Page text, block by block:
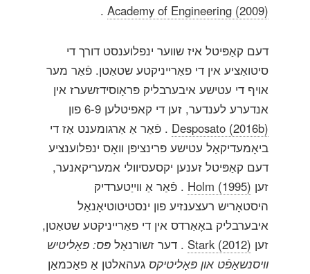
Academy of Engineering (2009)
.
דעם קאַפּיטל איז שווער ינפלוענסט דורך די
סיטואַציע אין די פאַרייניקטע שטאַטן. פֿאַר מער
אויף די עטישע איבערבליק פּראָוסידזשערז אין
אנדערע לענדער, זען די קאפיטלען 6-9 פון
Desposato (2016b) . פֿאַר אַ אַרגומענט אַז די
ביאָמעדיקאַל עטישע פּרינציפּן וואָס ינפלוענציע
דעם קאַפּיטל זענען יקסעסיוולי אמעריקאנער,
זען Holm (1995) . פֿאַר אַ ווייַטערדיק
היסטאָריש רעצענזיע פון ​​ינסטיטוטיאָנאַל
איבערבליק באָאַרדס אין די פאַרייניקטע שטאַטן,
זען Stark (2012) . דער זשורנאַל פּס: פּאָליטיש
וויסנשאַפֿט און פּאָליטיקס געהאלטן אַ פאַכמאַן